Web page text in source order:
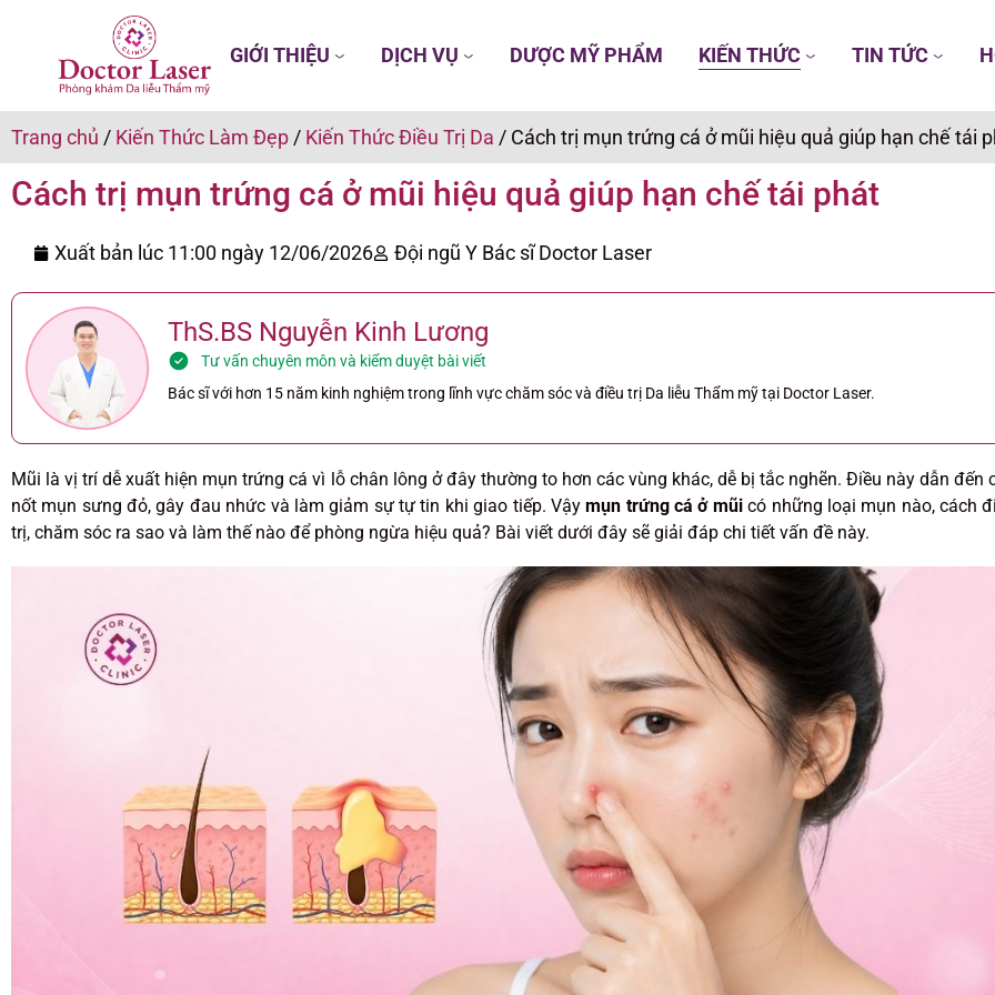
GIỚI THIỆU DỊCH VỤ DƯỢC MỸ PHẨM KIẾN THỨC TIN TỨC
Trang chủ / Kiến Thức Làm Đẹp / Kiến Thức Điều Trị Da / Cách trị mụn trứng cá ở mũi hiệu quả giúp hạn chế tái
Cách trị mụn trứng cá ở mũi hiệu quả giúp hạn chế tái phát
Xuất bản lúc 11:00 ngày 12/06/2026 Đội ngũ Y Bác sĩ Doctor Laser
ThS.BS Nguyễn Kinh Lương
Tư vấn chuyên môn và kiểm duyệt bài viết
Bác sĩ với hơn 15 năm kinh nghiệm trong lĩnh vực chăm sóc và điều trị Da liễu Thẩm mỹ tại Doctor Laser.
Mũi là vị trí dễ xuất hiện mụn trứng cá vì lỗ chân lông ở đây thường to hơn các vùng khác, dễ bị tắc nghẽn. Điều này dẫn đến
nốt mụn sưng đỏ, gây đau nhức và làm giảm sự tự tin khi giao tiếp. Vậymụn trứng cá ở mũicó những loại mụn nào, cách
trị, chăm sóc ra sao và làm thế nào để phòng ngừa hiệu quả? Bài viết dưới đây sẽ giải đáp chi tiết vấn đề này.